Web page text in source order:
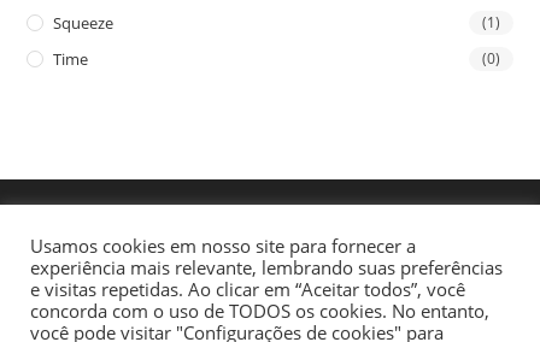
Squeeze (1)
Time (0)
Usamos cookies em nosso site para fornecer a
experiência mais relevante, lembrando suas preferências
e visitas repetidas. Ao clicar em “Aceitar todos”, você
concorda com o uso de TODOS os cookies. No entanto,
você pode visitar "Configurações de cookies" para